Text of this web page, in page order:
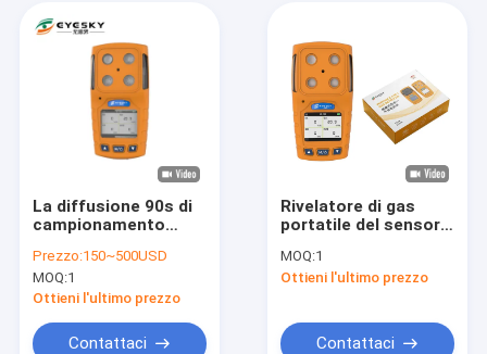
La diffusione 90s di
campionamento
di gas personale di
tempo il multi
Prezzo:150~500USD
MOQ:1
Ottieni l'ultimo prezzo
Contattaci
Rivelatore di gas
portatile del sensore
combustione
dell'esposizione di
MOQ:1
Ottieni l'ultimo prezzo
Contattaci